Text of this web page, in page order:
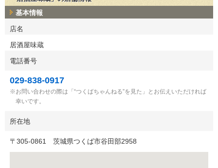
基本情報
店名
居酒屋味蔵
電話番号
029-838-0917
お問い合わせの際は「“つくばちゃんねる”を見た」とお伝えいただければ
幸いです。
所在地
〒 305-0861 茨城県つくば市谷田部2958